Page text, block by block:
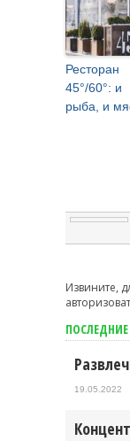
Ресторан
45°/60°: и
рыба, и
Извините,
19.05.2022